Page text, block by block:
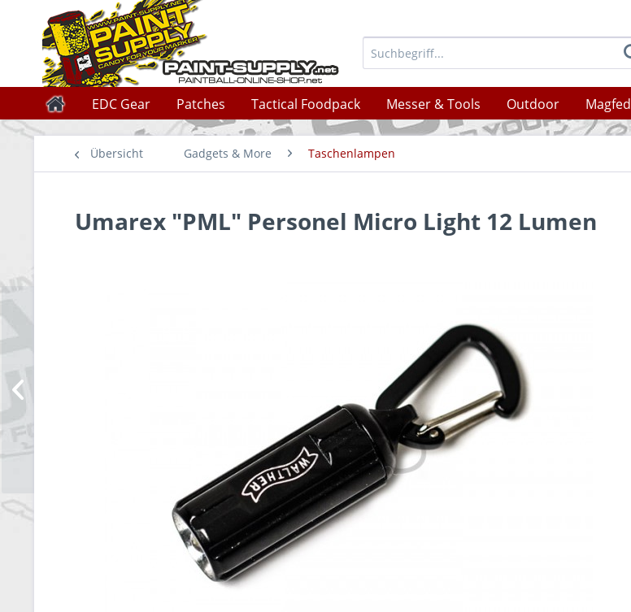
EDC Gear Patches Tactical Foodpack Messer & Tools Outdoor Magfed
Übersicht Gadgets & More Taschenlampen
Umarex "PML" Personel Micro Light 12 Lumen